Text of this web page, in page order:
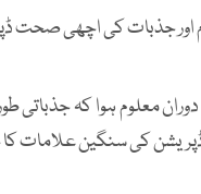
اور جذبات کی اچھی صحت
کی سنگین علامات کا